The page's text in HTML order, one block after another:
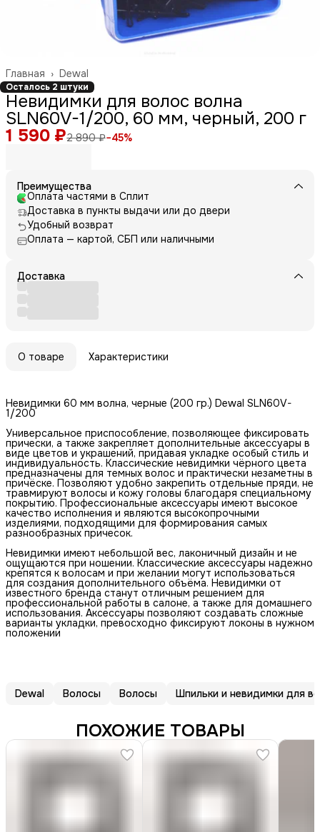
Dewal
Главная ›
Осталось 2 штуки
Невидимки для волос волна
SLN60V-1/200, 60 мм, черный, 200 г
1 590 ₽2 890 ₽−45%
Преимущества
Оплата частями в Сплит
Доставка в пункты выдачи или до двери
Удобный возврат
Оплата — картой, СБП или наличными
Доставка
О товаре Характеристики
Невидимки 60 мм волна, черные (200 гр.) Dewal SLN60V-
1/200
Универсальное приспособление, позволяющее фиксировать
прически, а также закрепляет дополнительные аксессуары в
виде цветов и украшений, придавая укладке особый стиль и
индивидуальность. Классические невидимки чёрного цвета
предназначены для темных волос и практически незаметны в
причёске. Позволяют удобно закрепить отдельные пряди, не
травмируют волосы и кожу головы благодаря специальному
покрытию. Профессиональные аксессуары имеют высокое
качество исполнения и являются высокопрочными
изделиями, подходящими для формирования самых
разнообразных причесок.
Невидимки имеют небольшой вес, лаконичный дизайн и не
ощущаются при ношении. Классические аксессуары надежно
крепятся к волосам и при желании могут использоваться
для создания дополнительного объёма. Невидимки от
известного бренда станут отличным решением для
профессиональной работы в салоне, а также для домашнего
использования. Аксессуары позволяют создавать сложные
варианты укладки, превосходно фиксируют локоны в нужном
положении
Dewal Волосы Волосы Шпильки и невидимки для
ПОХОЖИЕ ТОВАРЫ